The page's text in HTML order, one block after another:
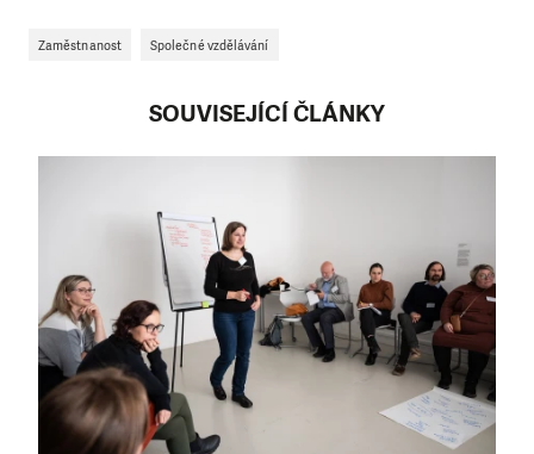
Zaměstnanost Společné vzdělávání
SOUVISEJÍCÍ ČLÁNKY
LÍBÍ SE VÁM, CO DĚLÁME?
PODPOŘTE NÁS!
Abychom mohli pomáhat smysluplně, neobejdeme se
bez Vaší podpory. Ať už se nám rozhodnete pomoci